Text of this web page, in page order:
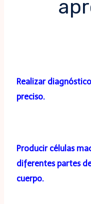
Realizar
preciso.
Producir células
diferentes partes
cuerpo.